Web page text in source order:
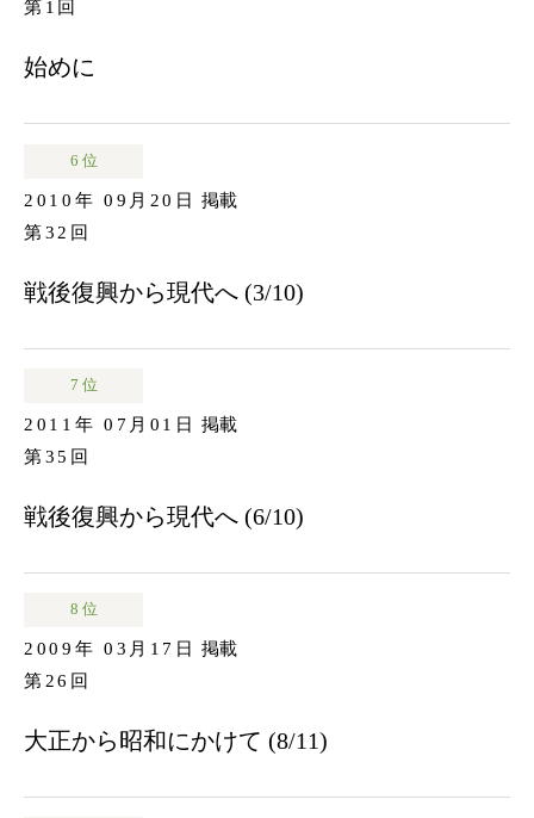
第1回
始めに
6 位
2010年 09月20日 掲載
第32回
戦後復興から現代へ (3/10)
7 位
2011年 07月01日
掲載
第35回
戦後復興から現代へ (6/10)
8 位
2009年 03月17日
掲載
第26回
大正から昭和にかけて (8/11)